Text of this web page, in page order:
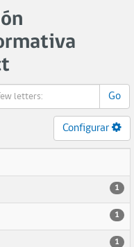
Go
Configurar
1
1
1